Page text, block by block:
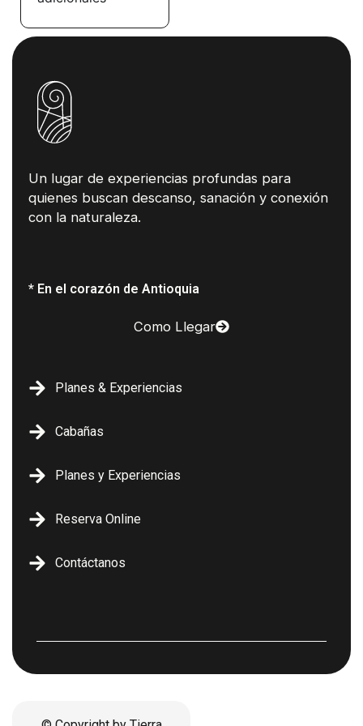
Un lugar de experiencias profundas para
quienes buscan descanso, sanación y conexión
con la naturaleza.
* En el corazón de Antioquia
Como Llegar
Planes & Experiencias
Cabañas
Planes y Experiencias
Reserva Online
Contáctanos